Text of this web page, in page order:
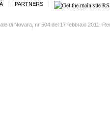
PARTNERS
di Novara, nr 504 del 17 febbraio 2011.